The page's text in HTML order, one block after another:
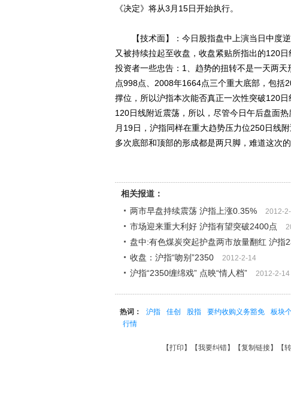
《决定》将从3月15日开始执行。
【技术面】：今日股指盘中上演当日中度逆
又被持续拉起至收盘，收盘紧贴所指出的120
投资者一些忠告：1、趋势的扭转不是一天两
点998点、2008年1664点三个重大底部，包括
撑位，所以沪指本次能否真正一次性突破120
120日线附近震荡，所以，尽管今日午后盘面
月19日，沪指同样在重大趋势压力位250日线
多次底部和顶部的形成都是两只脚，难道这
相关报道：
两市早盘持续震荡 沪指上涨0.35%
2012-
市场迎来重大利好 沪指有望突破2400点
盘中:有色煤炭突起护盘两市放量翻红 沪指
收盘：沪指“吻别”2350 2012-2-14
沪指“2350缠绵戏” 点映“情人档” 2012-2-14
热词： 沪指 佳创 股指 要约收购义务豁免 板块
行情
【打印 】【我要纠错】【复制链接】【